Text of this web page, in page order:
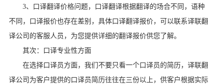
3、口译翻译价格问题，口译翻译根据翻译的场合不同，语种
不同，口译报价也存在差别，具体口译翻译报价，可以联系译联翻
译公司的客服人员，为您提供详细的翻译报价供您了解。
其次：口译专业性方面
在选择口译员方面，我们不要只看一个口译员的简历，译联翻
译公司为客户提供的口译员简历往往在三份以上，供客户根据实际